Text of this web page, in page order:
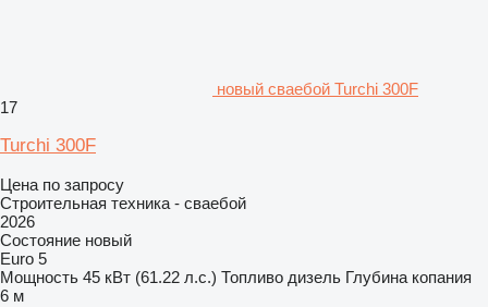
новый сваебой Turchi 300F
17
Turchi 300F
Цена по запросу
Строительная техника - сваебой
2026
Состояние новый
Euro 5
Мощность 45 кВт (61.22 л.с.) Топливо дизель Глубина копания
6 м